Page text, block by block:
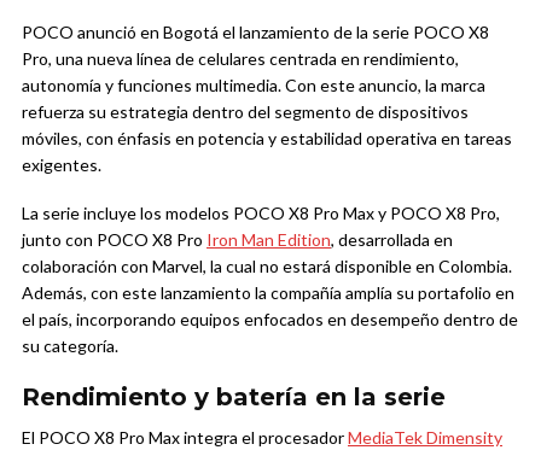
POCO anunció en Bogotá el lanzamiento de la serie POCO X8
Pro, una nueva línea de celulares centrada en rendimiento,
autonomía y funciones multimedia. Con este anuncio, la marca
refuerza su estrategia dentro del segmento de dispositivos
móviles, con énfasis en potencia y estabilidad operativa en tareas
exigentes.
La serie incluye los modelos POCO X8 Pro Max y POCO X8 Pro,
junto con POCO X8 Pro Iron Man Edition, desarrollada en
colaboración con Marvel, la cual no estará disponible en Colombia.
Además, con este lanzamiento la compañía amplía su portafolio en
el país, incorporando equipos enfocados en desempeño dentro de
su categoría.
Rendimiento y batería en la serie
El POCO X8 Pro Max integra el procesadorMediaTek Dimensity